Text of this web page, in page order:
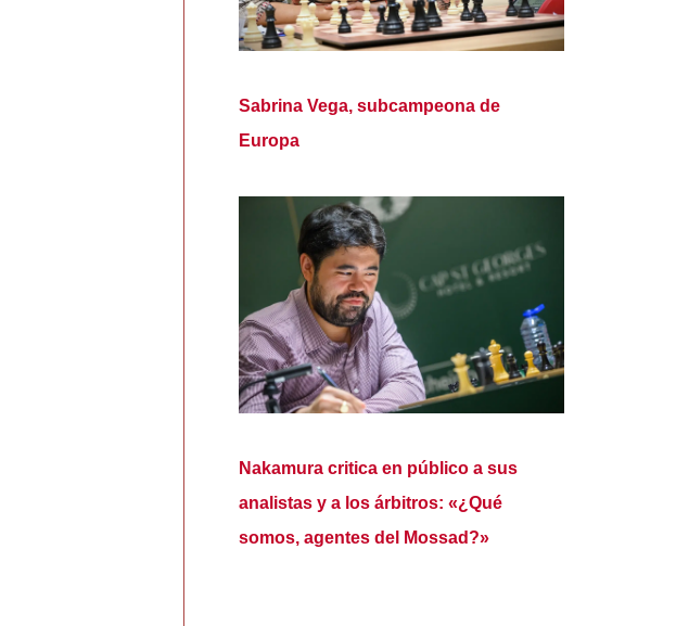
Sabrina Vega, subcampeona de
Europa
Nakamura critica en público a sus
analistas y a los árbitros: «¿Qué
somos, agentes del Mossad?»